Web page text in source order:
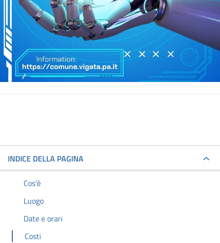
INDICE DELLA PAGINA
Cos'è
Luogo
Date e orari
Costi